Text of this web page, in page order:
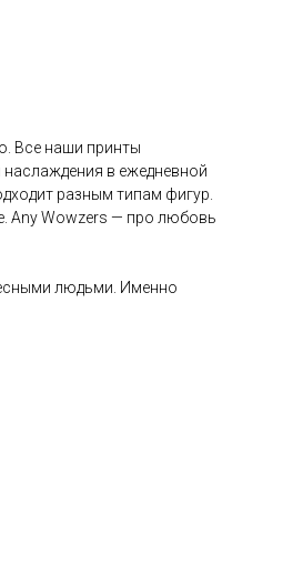
Все наши принты
в ежедневной
разным типам фигур.
Any Wowzers — про любовь
людьми. Именно